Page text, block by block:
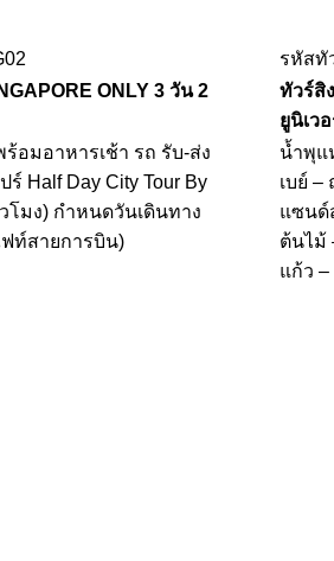
ONLY 3 วัน 2
อมอาหารเช้า รถ รับ-ส่ง
Half Day City Tour By
โมง) กำหนดวันเดินทาง
ฟท์สายการบิน)
รหัสทั
ทัวร์สิ
ยูนิเว
น้ำพุแ
เบย์ –
แซนด์
ต้นไม้
แก้ว